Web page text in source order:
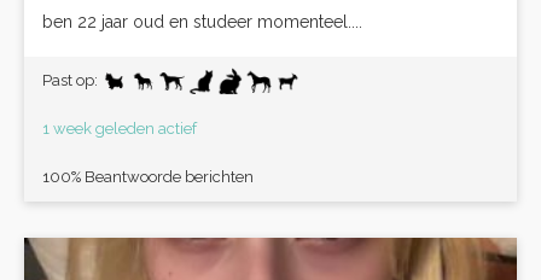
ben 22 jaar oud en studeer momenteel....
Past op:
1 week geleden actief
100% Beantwoorde berichten